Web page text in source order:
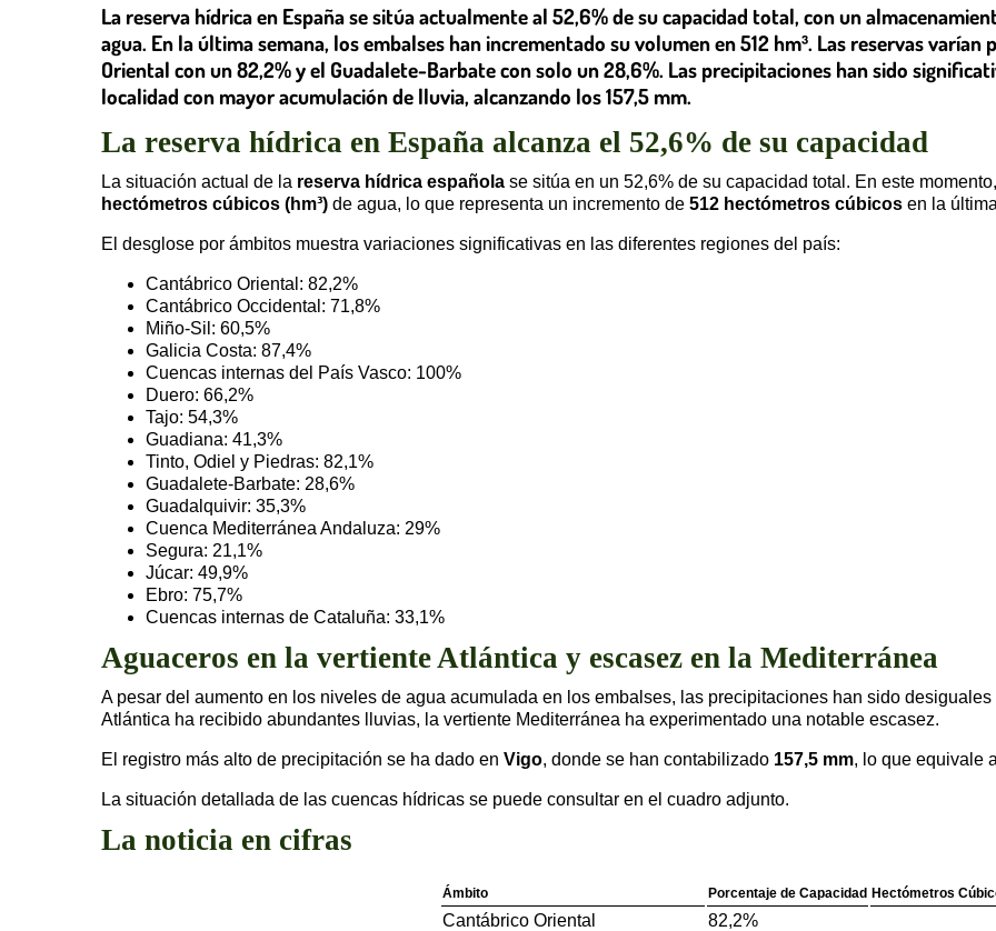
La reserva hídrica en España se sitúa actualmente al 52,6% de su capacidad total, con un
agua. En la última semana, los embalses han incrementado su volumen en 512 hm³. Las reservas
Oriental con un 82,2% y el Guadalete-Barbate con solo un 28,6%. Las precipitaciones han sido
localidad con mayor acumulación de lluvia, alcanzando los 157,5 mm.
La reserva hídrica en España alcanza el 52,6% de su capacidad
La situación actual de la reserva hídrica española se sitúa en un 52,6% de su capacidad total. En este
hectómetros cúbicos (hm³) de agua, lo que representa un incremento de 512 hectómetros cúbicos en la
El desglose por ámbitos muestra variaciones significativas en las diferentes regiones del país:
Cantábrico Oriental: 82,2%
Cantábrico Occidental: 71,8%
Miño-Sil: 60,5%
Galicia Costa: 87,4%
Cuencas internas del País Vasco: 100%
Duero: 66,2%
Tajo: 54,3%
Guadiana: 41,3%
Tinto, Odiel y Piedras: 82,1%
Guadalete-Barbate: 28,6%
Guadalquivir: 35,3%
Cuenca Mediterránea Andaluza: 29%
Segura: 21,1%
Júcar: 49,9%
Ebro: 75,7%
Cuencas internas de Cataluña: 33,1%
Aguaceros en la vertiente Atlántica y escasez en la Mediterránea
A pesar del aumento en los niveles de agua acumulada en los embalses, las precipitaciones han sido
Atlántica ha recibido abundantes lluvias, la vertiente Mediterránea ha experimentado una notable escasez.
El registro más alto de precipitación se ha dado en Vigo, donde se han contabilizado 157,5 mm, lo que equivale
La situación detallada de las cuencas hídricas se puede consultar en el cuadro adjunto.
La noticia en cifras
Ámbito Porcentaje de Capacidad Hectómetros
Cantábrico Oriental
82,2%